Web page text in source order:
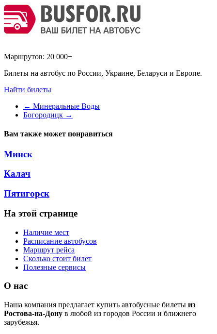
Маршрутов: 20 000+
Билеты на автобус по России, Украине, Беларуси и Европе.
Найти билеты
← Минеральные Воды
Богородицк →
Вам также может понравиться
Минск
Калач
Пятигорск
На этой странице
Наличие мест
Расписание автобусов
Маршрут рейса
Сколько стоит билет
Полезные сервисы
О нас
Наша компания предлагает купить автобусные билеты из
Ростова-на-Дону в любой из городов России и ближнего
зарубежья.